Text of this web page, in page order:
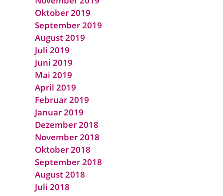
Oktober 2019
September 2019
August 2019
Juli 2019
Juni 2019
Mai 2019
April 2019
Februar 2019
Januar 2019
Dezember 2018
November 2018
Oktober 2018
September 2018
August 2018
Juli 2018